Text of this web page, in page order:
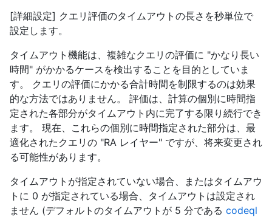
[詳細設定] クエリ評価のタイムアウトの長さを秒単位で
設定します。
タイムアウト機能は、複雑なクエリの評価に "かなり長い
時間" がかかるケースを検出することを目的としていま
す。 クエリの評価にかかる合計時間を制限するのは効果
的な方法ではありません。 評価は、計算の個別に時間指
定された各部分がタイムアウト内に完了する限り続行でき
ます。 現在、これらの個別に時間指定された部分は、最
適化されたクエリの "RA レイヤー" ですが、将来変更され
る可能性があります。
タイムアウトが指定されていない場合、またはタイムアウ
トに 0 が指定されている場合、タイムアウトは設定され
ません (デフォルトのタイムアウトが 5 分である codeql